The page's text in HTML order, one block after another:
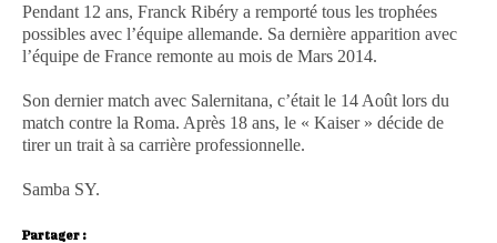
Pendant 12 ans, Franck Ribéry a remporté tous les trophées
possibles avec l’équipe allemande. Sa dernière apparition avec
l’équipe de France remonte au mois de Mars 2014.
Son dernier match avec Salernitana, c’était le 14 Août lors du
match contre la Roma. Après 18 ans, le « Kaiser » décide de
tirer un trait à sa carrière professionnelle.
Samba SY.
Partager :